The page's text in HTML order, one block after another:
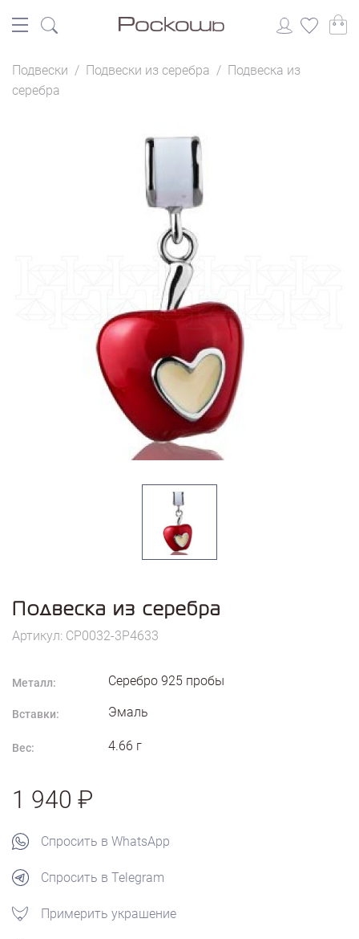
Подвески / Подвески из серебра / Подвеска из
серебра
Подвеска из серебра
Артикул: CP0032-3P4633
Металл: Серебро 925 пробы
Вставки: Эмаль
Вес: 4.66 г
1 940
Спросить в WhatsApp
Спросить в Telegram
Примерить украшение